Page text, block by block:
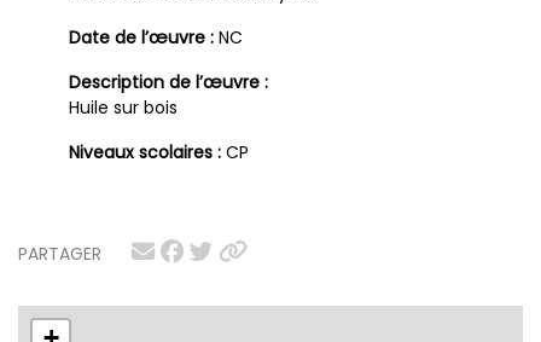
PARTAGER
Date de l’œuvre : NC
Description de l’œuvre :
Huile sur bois
Niveaux scolaires : CP